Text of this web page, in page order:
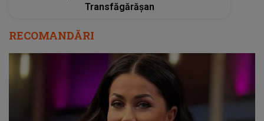
Transfăgărășan
RECOMANDĂRI